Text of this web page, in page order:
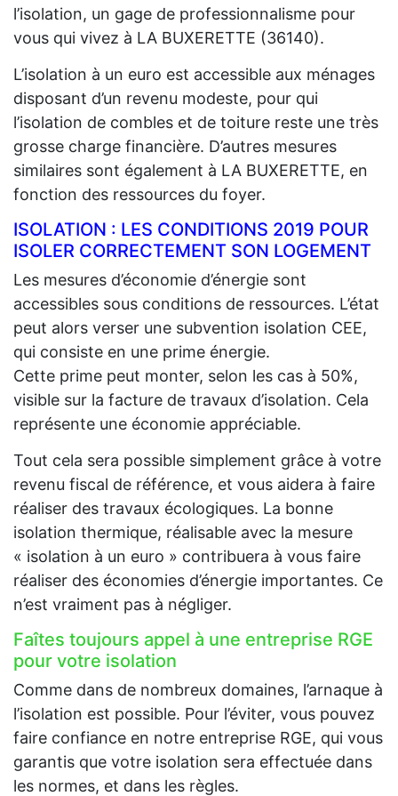
l’isolation, un gage de professionnalisme pour
vous qui vivez à LA BUXERETTE (36140).
L’isolation à un euro est accessible aux ménages
disposant d’un revenu modeste, pour qui
l’isolation de combles et de toiture reste une très
grosse charge financière. D’autres mesures
similaires sont également à LA BUXERETTE, en
fonction des ressources du foyer.
ISOLATION : LES CONDITIONS 2019 POUR
ISOLER CORRECTEMENT SON LOGEMENT
Les mesures d’économie d’énergie sont
accessibles sous conditions de ressources. L’état
peut alors verser une subvention isolation CEE,
qui consiste en une prime énergie.
Cette prime peut monter, selon les cas à 50%,
visible sur la facture de travaux d’isolation. Cela
représente une économie appréciable.
Tout cela sera possible simplement grâce à votre
revenu fiscal de référence, et vous aidera à faire
réaliser des travaux écologiques. La bonne
isolation thermique, réalisable avec la mesure
« isolation à un euro » contribuera à vous faire
réaliser des économies d’énergie importantes. Ce
n’est vraiment pas à négliger.
Faîtes toujours appel à une entreprise RGE
pour votre isolation
Comme dans de nombreux domaines, l’arnaque à
l’isolation est possible. Pour l’éviter, vous pouvez
faire confiance en notre entreprise RGE, qui vous
garantis que votre isolation sera effectuée dans
les normes, et dans les règles.